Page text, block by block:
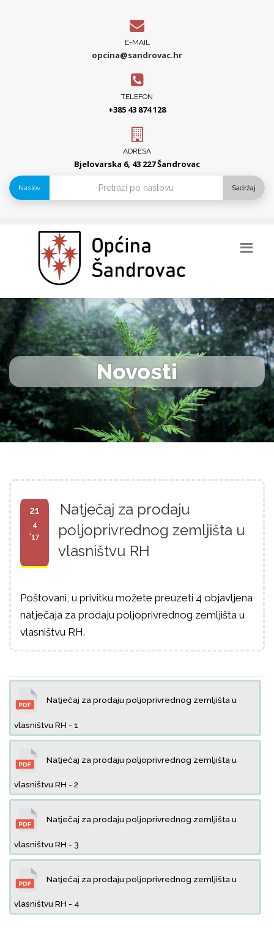
E-MAIL
opcina@sandrovac.hr
TELEFON
+385 43 874 128
ADRESA
Bjelovarska 6, 43 227 Šandrovac
Naslov Sadržaj
Novosti
21
4
'17
Natječaj za prodaju
poljoprivrednog zemljišta u
vlasništvu RH
Poštovani, u privitku možete preuzeti 4 objavljena
natječaja za prodaju poljoprivrednog zemljišta u
vlasništvu RH.
Natječaj za prodaju poljoprivrednog zemljišta u
vlasništvu RH - 1
Natječaj za prodaju poljoprivrednog zemljišta u
vlasništvu RH - 2
Natječaj za prodaju poljoprivrednog zemljišta u
vlasništvu RH - 3
Natječaj za prodaju poljoprivrednog zemljišta u
vlasništvu RH - 4